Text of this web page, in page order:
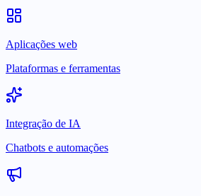
Aplicações web
Plataformas e ferramentas
Integração de IA
Chatbots e automações